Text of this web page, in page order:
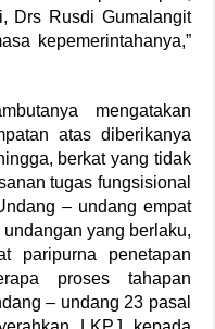
Drs Rusdi Gumalangit
kepemerintahanya,”
mengatakan
atas diberikanya
berkat yang tidak
tugas fungsisional
– undang empat
yang berlaku,
paripurna penetapan
proses tahapan
– undang 23 pasal